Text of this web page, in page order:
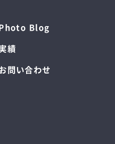
Blog
績
問い合わせ